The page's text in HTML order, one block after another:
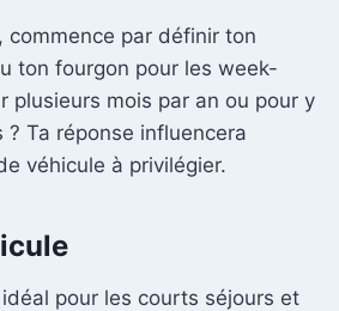
commence par définir ton
ton fourgon pour les week-
plusieurs mois par an ou pour y
Ta réponse influencera
véhicule à privilégier.
pour les courts séjours et